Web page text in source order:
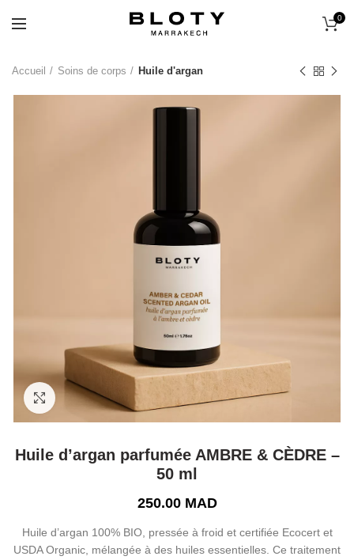
0
Accueil Soins de corps Huile d'argan
Click to enlarge
Huile d’argan parfumée AMBRE & CÈDRE –
50 ml
250.00MAD
Huile d’argan 100% BIO, pressée à froid et certifiée Ecocert et
USDA Organic, mélangée à des huiles essentielles. Ce traitement